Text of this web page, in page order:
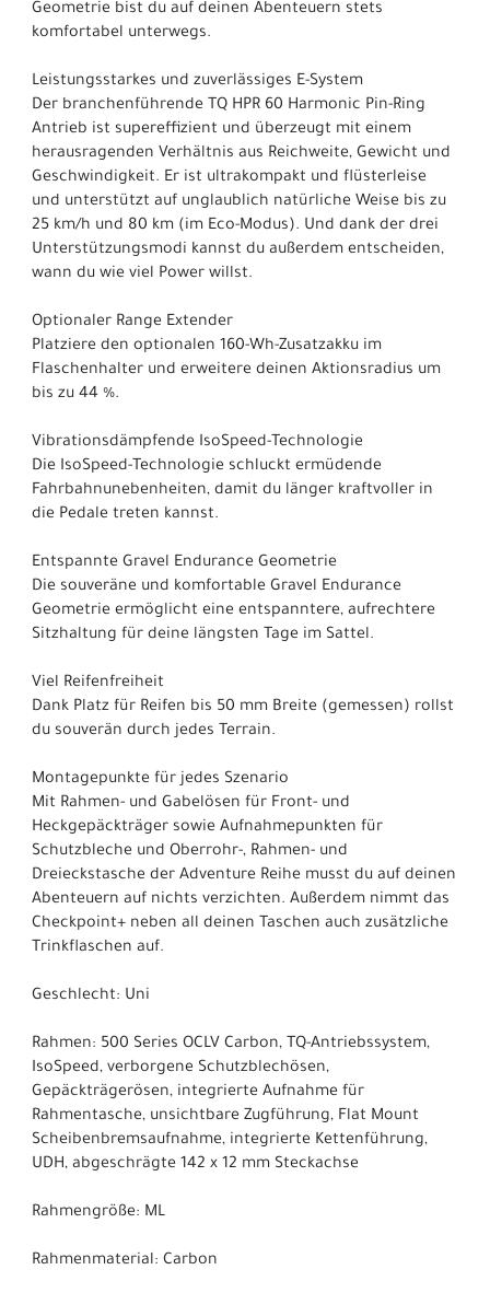
Geometrie bist du auf deinen Abenteuern stets
komfortabel unterwegs.
Leistungsstarkes und zuverlässiges E-System
Der branchenführende TQ HPR 60 Harmonic Pin-Ring
Antrieb ist supereffizient und überzeugt mit einem
herausragenden Verhältnis aus Reichweite, Gewicht und
Geschwindigkeit. Er ist ultrakompakt und flüsterleise
und unterstützt auf unglaublich natürliche Weise bis zu
25 km/h und 80 km (im Eco-Modus). Und dank der drei
Unterstützungsmodi kannst du außerdem entscheiden,
wann du wie viel Power willst.
Optionaler Range Extender
Platziere den optionalen 160-Wh-Zusatzakku im
Flaschenhalter und erweitere deinen Aktionsradius um
bis zu 44 %.
Vibrationsdämpfende IsoSpeed-Technologie
Die IsoSpeed-Technologie schluckt ermüdende
Fahrbahnunebenheiten, damit du länger kraftvoller in
die Pedale treten kannst.
Entspannte Gravel Endurance Geometrie
Die souveräne und komfortable Gravel Endurance
Geometrie ermöglicht eine entspanntere, aufrechtere
Sitzhaltung für deine längsten Tage im Sattel.
Viel Reifenfreiheit
Dank Platz für Reifen bis 50 mm Breite (gemessen) rollst
du souverän durch jedes Terrain.
Montagepunkte für jedes Szenario
Mit Rahmen- und Gabelösen für Front- und
Heckgepäckträger sowie Aufnahmepunkten für
Schutzbleche und Oberrohr-, Rahmen- und
Dreieckstasche der Adventure Reihe musst du auf deinen
Abenteuern auf nichts verzichten. Außerdem nimmt das
Checkpoint+ neben all deinen Taschen auch zusätzliche
Trinkflaschen auf.
Geschlecht: Uni
Rahmen: 500 Series OCLV Carbon, TQ-Antriebssystem,
IsoSpeed, verborgene Schutzblechösen,
Gepäckträgerösen, integrierte Aufnahme für
Rahmentasche, unsichtbare Zugführung, Flat Mount
Scheibenbremsaufnahme, integrierte Kettenführung,
UDH, abgeschrägte 142 x 12 mm Steckachse
Rahmengröße: ML
Rahmenmaterial: Carbon